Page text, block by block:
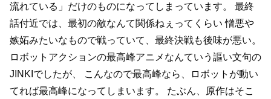
流れている」だけのものになってしまっています。
最終
話付近では、最初の敵なんて関係ねぇってくらい 憎悪や
嫉妬みたいなもので戦っていて、最終決戦も後味が悪い。
ロボットアクションの最高峰アニメなんていう謳い文句の
JINKIでしたが、
こんなので最高峰なら、ロボットが動い
てれば最高峰になってしまいます。
たぶん、原作はそこ